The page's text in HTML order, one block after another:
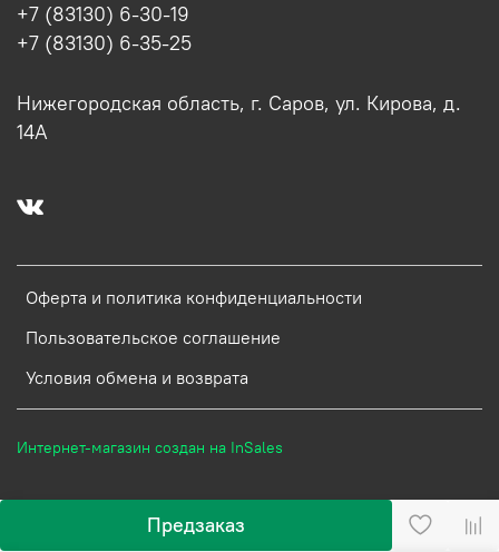
Предзаказ
Оферта и политика конфиденциальности
Пользовательское соглашение
Условия обмена и возврата
+7 (83130) 6-30-19
+7 (83130) 6-35-25
Нижегородская область, г. Саров, ул. Кирова, д.
14А
Интернет-магазин создан на InSales